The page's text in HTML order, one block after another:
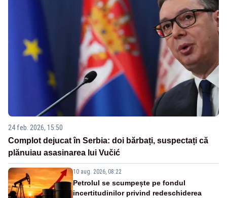
24 feb. 2026, 15:50
Complot dejucat în Serbia: doi bărbați, suspectați că
plănuiau asasinarea lui Vučić
10 aug. 2026, 08:22
Petrolul se scumpește pe fondul
incertitudinilor privind redeschiderea